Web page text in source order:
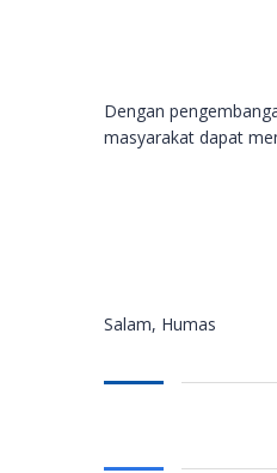
Dengan
masyarakat dapat
Salam, Humas